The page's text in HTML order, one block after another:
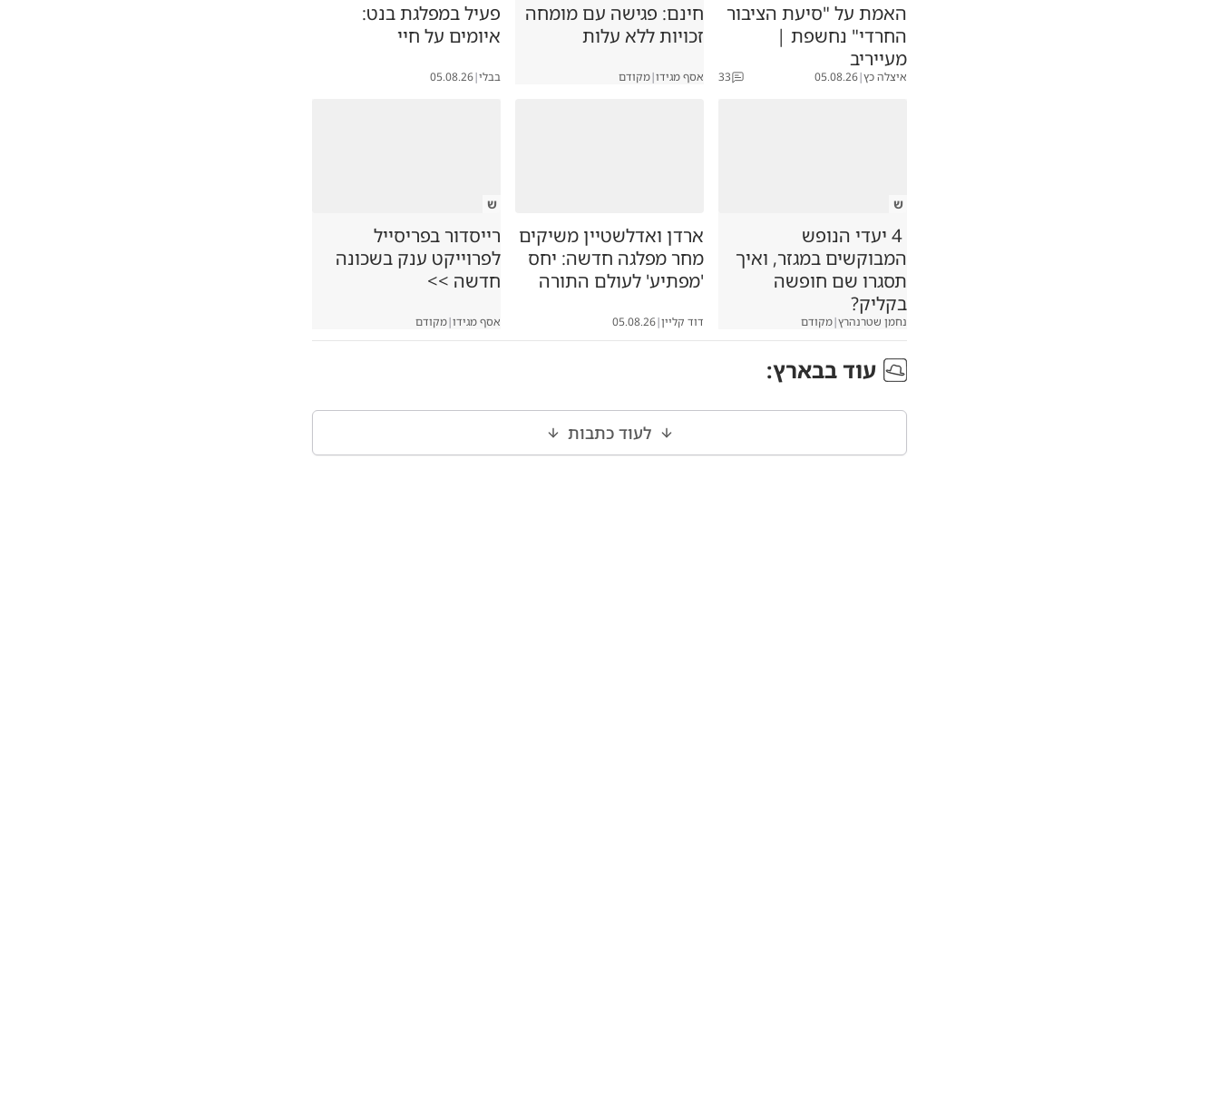
האמת על "סיעת הציבור
החרדי" נחשפת |
מעייריב
איצלה כץ|
05.08.26
33
חינם: פגישה עם מומחה
זכויות ללא עלות
אסף מגידו|מקודם
פעיל במפלגת בנט:
איומים על חיי
בבלי|
05.08.26
ש
4 יעדי הנופש
המבוקשים במגזר, ואיך
תסגרו שם חופשה
בקליק?
נחמן שטרנהרץ|מקודם
ארדן ואדלשטיין משיקים
מחר מפלגה חדשה: יחס
'מפתיע' לעולם התורה
דוד קליין|
05.08.26
ש
רייסדור בפריסייל
לפרוייקט ענק בשכונה
חדשה >>
אסף מגידו|מקודם
עוד בבארץ:
לעוד כתבות